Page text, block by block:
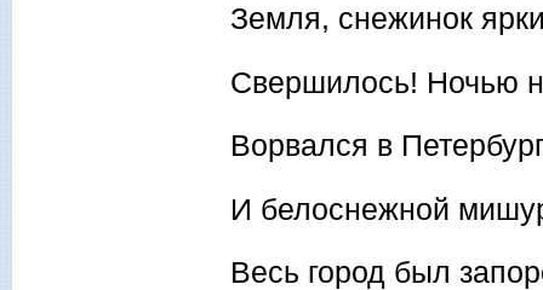
Земля, снежинок
Свершилось! Ночью
Ворвался в
И белоснежной
Весь город был